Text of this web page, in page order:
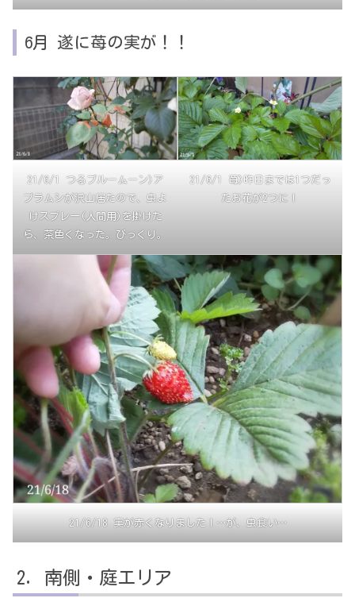
6月 遂に苺の実が！！
21/6/1 つるブルームーン)ア
ブラムシが沢山居たので、虫よ
けスプレー(人間用)を掛けた
ら、茶色くなった。びっくり。
21/6/1 苺)昨日までは1つだっ
たお花が2つに！
21/6/18 実が赤くなりました！…が、虫食い…
南側・庭エリア